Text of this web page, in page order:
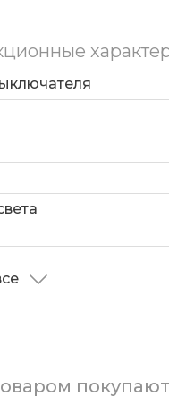
покупают